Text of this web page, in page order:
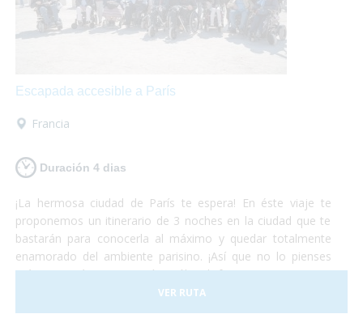
Escapada accesible a París
Francia
Duración 4 dias
¡La hermosa ciudad de París te espera! En éste viaje te
proponemos un itinerario de 3 noches en la ciudad que te
bastarán para conocerla al máximo y quedar totalmente
enamorado del ambiente parisino. ¡Así que no lo pienses
más y escápate a París! Sólo disfruta, nosotros nos
VER RUTA